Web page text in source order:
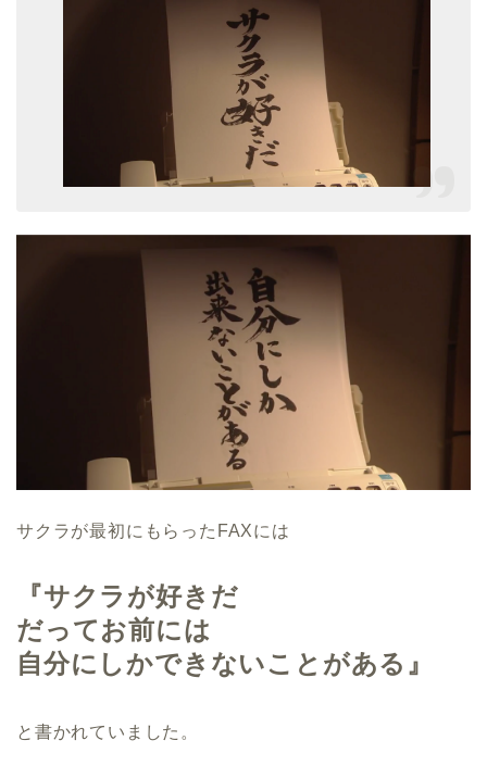
サクラが最初にもらったFAXには
『サクラが好きだ
だってお前には
自分にしかできないことがある』
と書かれていました。